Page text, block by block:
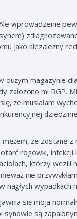
wprowadzenie
jako niezależny
dużym magazynie
założono mi RGP.
że musiałam
że zostanę
rogówki,
którzy wozili
nie
nagłych
się moja
są